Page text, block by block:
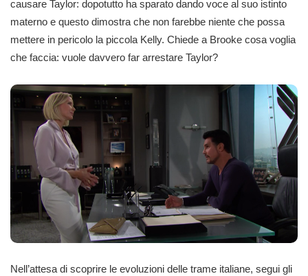
causare Taylor: dopotutto ha sparato dando voce al suo istinto
materno e questo dimostra che non farebbe niente che possa
mettere in pericolo la piccola Kelly. Chiede a Brooke cosa voglia
che faccia: vuole davvero far arrestare Taylor?
Nell’attesa di scoprire le evoluzioni delle trame italiane, segui gli